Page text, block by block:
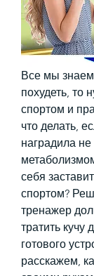
Все мы
похудеть, то
спортом и
что делать,
наградила
себя
спортом?
тренажер
тратить кучу
готового
расскажем,